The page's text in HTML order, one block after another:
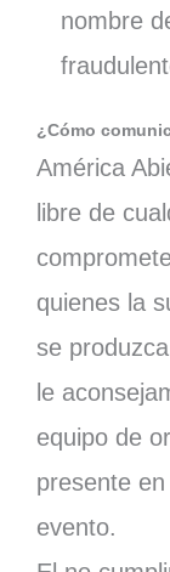
nombre
¿Cómo
América
libre de
quienes la
se
le
equipo de
presente
evento.